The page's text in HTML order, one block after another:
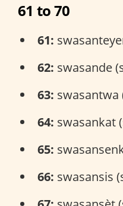
61 to 70
61:
62: swasande
63: swasantwa
64: swasankat
65:
66: swasansis